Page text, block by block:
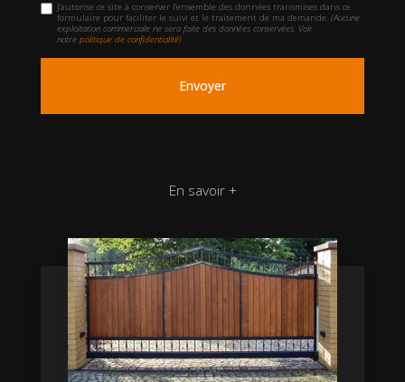
J'autorise ce site à conserver l'ensemble des données transmises dans ce
formulaire pour faciliter le suivi et le traitement de ma demande.(Aucune
exploitation commerciale ne sera faite des données conservées. Voir
notrepolitique de confidentialité)
En savoir +